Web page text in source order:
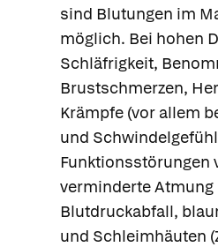
sind Blutungen im
möglich. Bei hohen
Schläfrigkeit,
Brustschmerzen,
Krämpfe (vor allem
und
Funktionsstörungen
verminderte
Blutdruckabfall,
und Schleimhäuten